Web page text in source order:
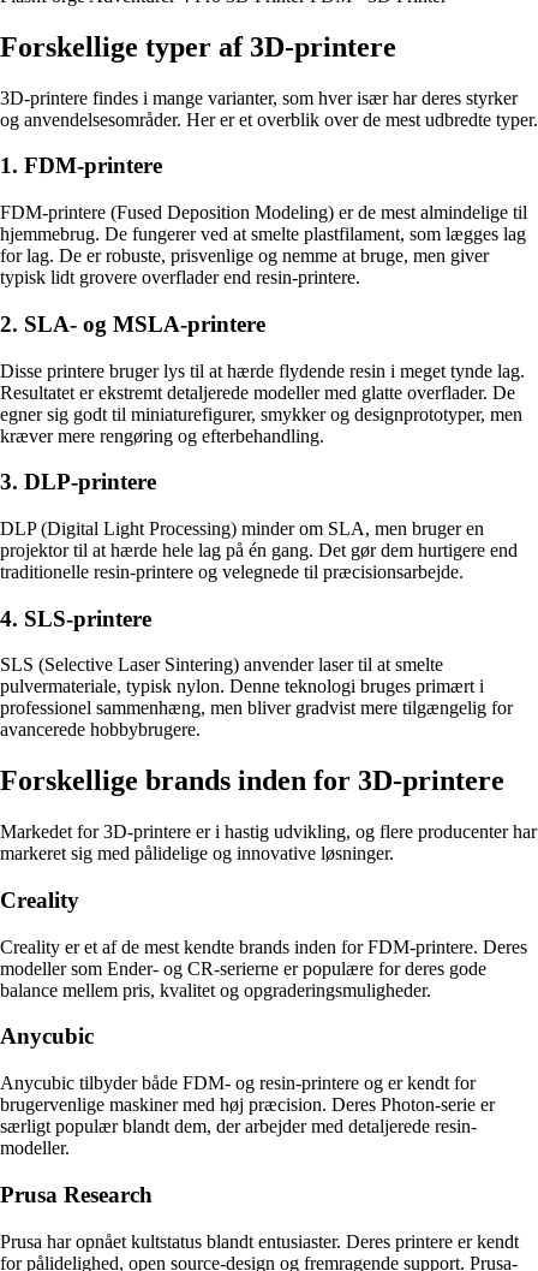
Forskellige typer af 3D-printere
3D-printere findes i mange varianter, som hver især har deres styrker
og anvendelsesområder. Her er et overblik over de mest udbredte typer.
1. FDM-printere
FDM-printere (Fused Deposition Modeling) er de mest almindelige til
hjemmebrug. De fungerer ved at smelte plastfilament, som lægges lag
for lag. De er robuste, prisvenlige og nemme at bruge, men giver
typisk lidt grovere overflader end resin-printere.
2. SLA- og MSLA-printere
Disse printere bruger lys til at hærde flydende resin i meget tynde lag.
Resultatet er ekstremt detaljerede modeller med glatte overflader. De
egner sig godt til miniaturefigurer, smykker og designprototyper, men
kræver mere rengøring og efterbehandling.
3. DLP-printere
DLP (Digital Light Processing) minder om SLA, men bruger en
projektor til at hærde hele lag på én gang. Det gør dem hurtigere end
traditionelle resin-printere og velegnede til præcisionsarbejde.
4. SLS-printere
SLS (Selective Laser Sintering) anvender laser til at smelte
pulvermateriale, typisk nylon. Denne teknologi bruges primært i
professionel sammenhæng, men bliver gradvist mere tilgængelig for
avancerede hobbybrugere.
Forskellige brands inden for 3D-printere
Markedet for 3D-printere er i hastig udvikling, og flere producenter har
markeret sig med pålidelige og innovative løsninger.
Creality
Creality er et af de mest kendte brands inden for FDM-printere. Deres
modeller som Ender- og CR-serierne er populære for deres gode
balance mellem pris, kvalitet og opgraderingsmuligheder.
Anycubic
Anycubic tilbyder både FDM- og resin-printere og er kendt for
brugervenlige maskiner med høj præcision. Deres Photon-serie er
særligt populær blandt dem, der arbejder med detaljerede resin-
modeller.
Prusa Research
Prusa har opnået kultstatus blandt entusiaster. Deres printere er kendt
for pålidelighed, open source-design og fremragende support. Prusa-